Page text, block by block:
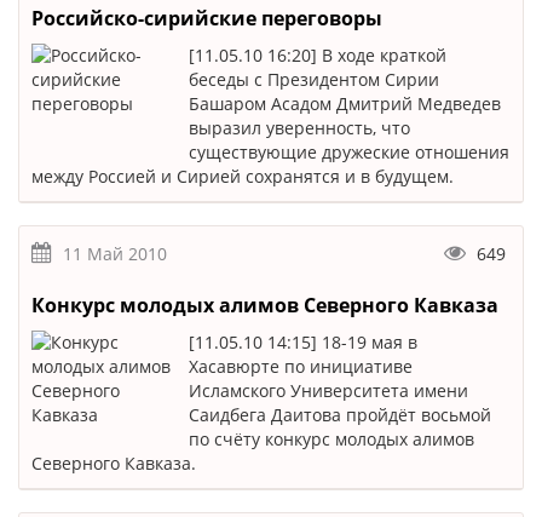
Российско-сирийские переговоры
[11.05.10 16:20] В ходе краткой
беседы с Президентом Сирии
Башаром Асадом Дмитрий Медведев
выразил уверенность, что
существующие дружеские отношения
между Россией и Сирией сохранятся и в будущем.
11 Май 2010 649
Конкурс молодых алимов Северного Кавказа
[11.05.10 14:15] 18-19 мая в
Хасавюрте по инициативе
Исламского Университета имени
Саидбега Даитова пройдёт восьмой
по счёту конкурс молодых алимов
Северного Кавказа.